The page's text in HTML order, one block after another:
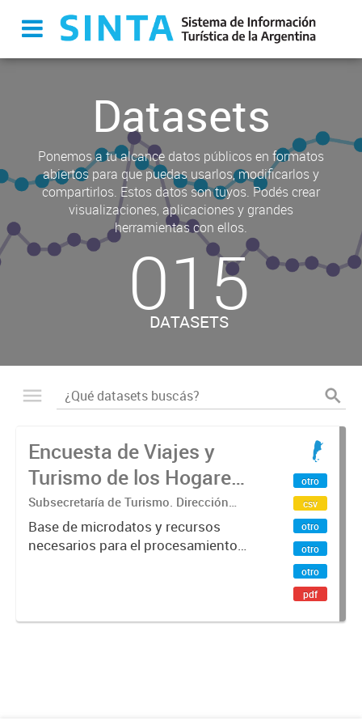
Datasets
Ponemos a tu alcance datos públicos en formatos
abiertos para que puedas usarlos, modificarlos y
compartirlos. Estos datos son tuyos. Podés crear
visualizaciones, aplicaciones y grandes
herramientas con ellos.
015
DATASETS
Encuesta de Viajes y
Turismo de los Hogares
(EVyTH) - Microdatos
Subsecretaría de Turismo. Dirección
Nacional de Mercados y Estadística
Base de microdatos y recursos
necesarios para el procesamiento
otro
csv
otro
otro
otro
pdf